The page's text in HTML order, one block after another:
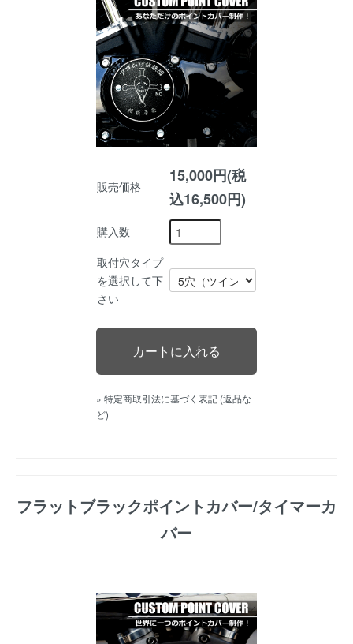
販売価格
15,000円(税
込16,500円)
購入数
取付穴タイプ
を選択して下
さい
» 特定商取引法に基づく表記 (返品な
ど)
フラットブラックポイントカバー/タイマーカ
バー